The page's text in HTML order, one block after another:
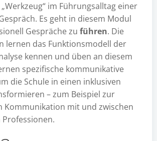
im Führungsalltag einer
Es geht in diesem Modul
Gespräche zu führen. Die
lernen das Funktionsmodell der
kennen und üben an diesem
spezifische kommunikative
die Schule in einen inklusiven
– zum Beispiel zur
Kommunikation mit und zwischen